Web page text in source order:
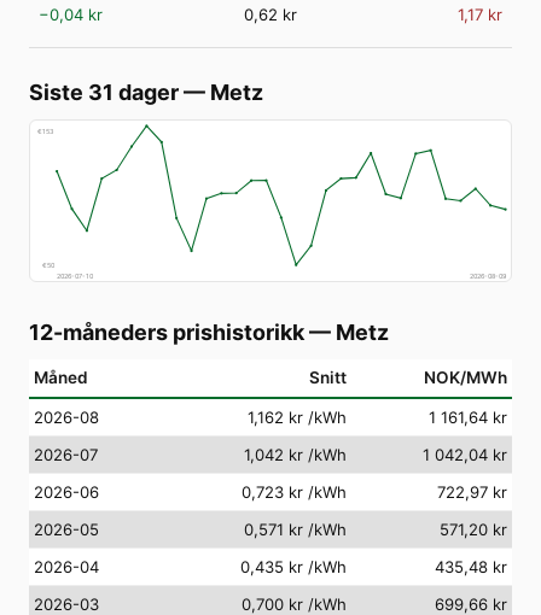
−0,04 kr 0,62 kr 1,17 kr
Siste 31 dager— Metz
€153
€50
2026-07-10
2026-08-09
12-måneders prishistorikk— Metz
Måned Snitt NOK/MWh
2026-08 1,162 kr /kWh
1 161,64 kr
2026-07
1,042 kr /kWh
1 042,04 kr
2026-06
0,723 kr /kWh
722,97 kr
2026-05
0,571 kr /kWh
571,20 kr
2026-04
0,435 kr /kWh
435,48 kr
2026-03
0,700 kr /kWh
699,66 kr